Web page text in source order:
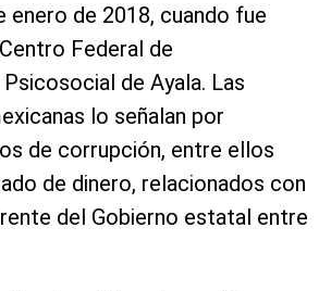
enero de 2018, cuando fue
Federal de
de Ayala. Las
lo señalan por
de corrupción, entre ellos
de dinero, relacionados con
del Gobierno estatal entre